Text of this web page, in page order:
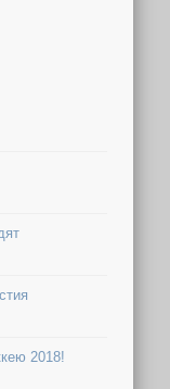
2018!